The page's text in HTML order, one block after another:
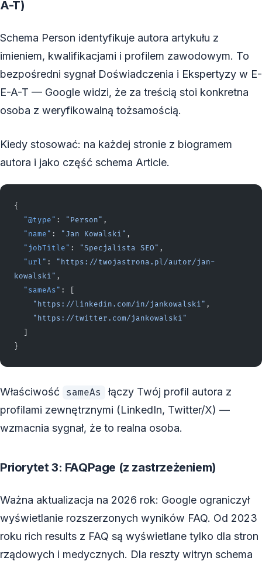
A-T)
Schema Person identyfikuje autora artykułu z
imieniem, kwalifikacjami i profilem zawodowym. To
bezpośredni sygnał Doświadczenia i Ekspertyzy w E-
E-A-T — Google widzi, że za treścią stoi konkretna
osoba z weryfikowalną tożsamością.
Kiedy stosować: na każdej stronie z biogramem
autora i jako część schema Article.
{
  "@type"
: "Person" ,
  "name"
: "Jan Kowalski" ,
  "jobTitle"
: "Specjalista SEO" ,
  "url"
:
"https://twojastrona.pl/autor/jan-
kowalski" ,
  "sameAs"
: [
    "https://linkedin.com/in/jankowalski"
,
    "https://twitter.com/jankowalski"
}
Właściwość sameAs
łączy Twój profil autora z
profilami zewnętrznymi (LinkedIn, Twitter/X) —
wzmacnia sygnał, że to realna osoba.
Priorytet 3: FAQPage (z zastrzeżeniem)
Ważna aktualizacja na 2026 rok: Google ograniczył
wyświetlanie rozszerzonych wyników FAQ. Od 2023
roku rich results z FAQ są wyświetlane tylko dla stron
rządowych i medycznych. Dla reszty witryn schema